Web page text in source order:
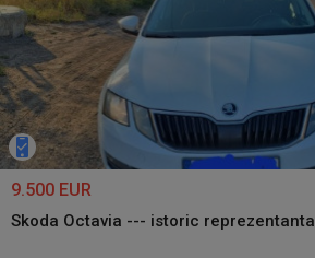
9.500 EUR
Skoda Octavia --- istoric reprezentanta